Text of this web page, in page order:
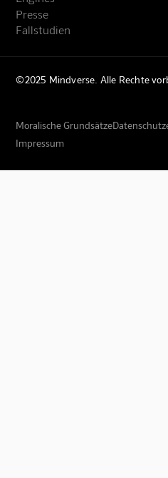
Presse
Fallstudien
©2025 Mindverse. Alle Rechte
Moralische Grundsätze
Impressum